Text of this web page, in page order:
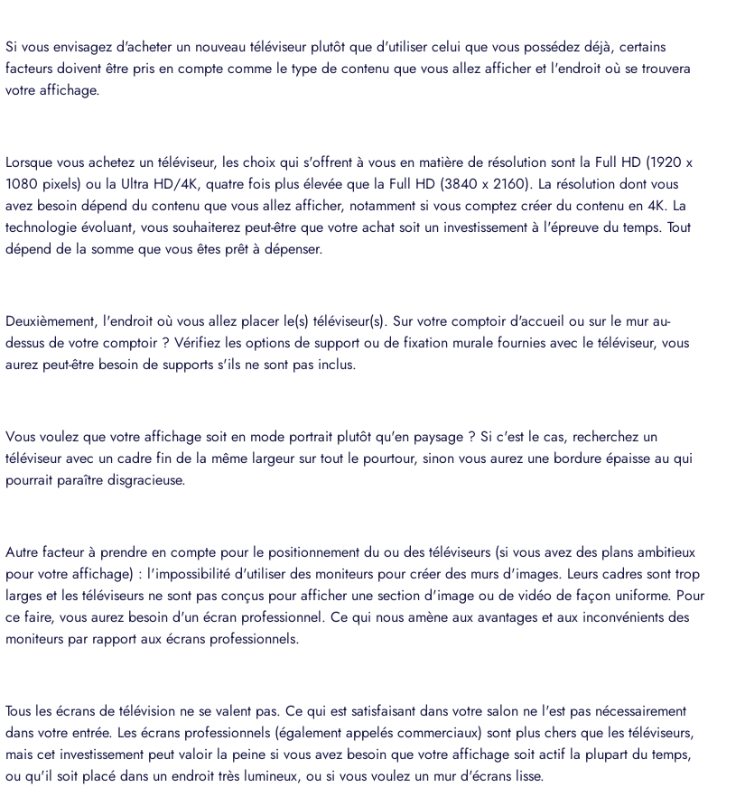
Si vous envisagez d'acheter un nouveau téléviseur plutôt que d'utiliser celui que vous possédez déjà, certains
facteurs doivent être pris en compte comme le type de contenu que vous allez afficher et l'endroit où se trouvera
votre affichage.
Lorsque vous achetez un téléviseur, les choix qui s'offrent à vous en matière de résolution sont la Full HD (1920 x
1080 pixels) ou la Ultra HD/4K, quatre fois plus élevée que la Full HD (3840 x 2160). La résolution dont vous
avez besoin dépend du contenu que vous allez afficher, notamment si vous comptez créer du contenu en 4K. La
technologie évoluant, vous souhaiterez peut-être que votre achat soit un investissement à l'épreuve du temps. Tout
dépend de la somme que vous êtes prêt à dépenser.
Deuxièmement, l'endroit où vous allez placer le(s) téléviseur(s). Sur votre comptoir d'accueil ou sur le mur au-
dessus de votre comptoir ? Vérifiez les options de support ou de fixation murale fournies avec le téléviseur, vous
aurez peut-être besoin de supports s'ils ne sont pas inclus.
Vous voulez que votre affichage soit en mode portrait plutôt qu'en paysage ? Si c'est le cas, recherchez un
téléviseur avec un cadre fin de la même largeur sur tout le pourtour, sinon vous aurez une bordure épaisse au qui
pourrait paraître disgracieuse.
Autre facteur à prendre en compte pour le positionnement du ou des téléviseurs (si vous avez des plans ambitieux
pour votre affichage) : l'impossibilité d'utiliser des moniteurs pour créer des murs d'images. Leurs cadres sont trop
larges et les téléviseurs ne sont pas conçus pour afficher une section d'image ou de vidéo de façon uniforme. Pour
ce faire, vous aurez besoin d'un écran professionnel. Ce qui nous amène aux avantages et aux inconvénients des
moniteurs par rapport aux écrans professionnels.
Tous les écrans de télévision ne se valent pas. Ce qui est satisfaisant dans votre salon ne l'est pas nécessairement
dans votre entrée. Les écrans professionnels (également appelés commerciaux) sont plus chers que les téléviseurs,
mais cet investissement peut valoir la peine si vous avez besoin que votre affichage soit actif la plupart du temps,
ou qu'il soit placé dans un endroit très lumineux, ou si vous voulez un mur d'écrans lisse.